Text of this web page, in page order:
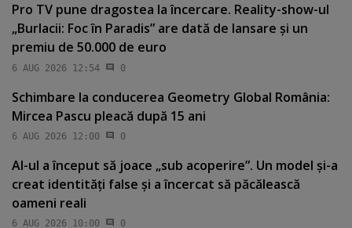
Pro TV pune dragostea la încercare. Reality-show-ul
„Burlacii: Foc în Paradis” are dată de lansare şi un
premiu de 50.000 de euro
6 AUG 2026 12:54 0
Schimbare la conducerea Geometry Global România:
Mircea Pascu pleacă după 15 ani
6 AUG 2026 12:00 0
AI-ul a început să joace „sub acoperire”. Un model şi-a
creat identităţi false şi a încercat să păcălească
oameni reali
6 AUG 2026 10:00 0